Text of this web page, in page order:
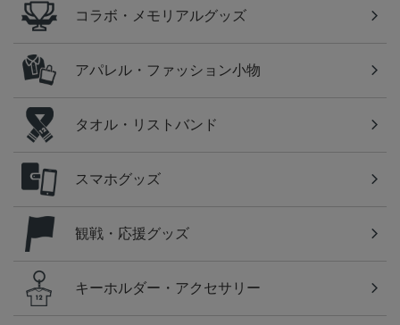
コラボ・メモリアルグッズ
アパレル・ファッション小物
タオル・リストバンド
スマホグッズ
観戦・応援グッズ
キーホルダー・アクセサリー